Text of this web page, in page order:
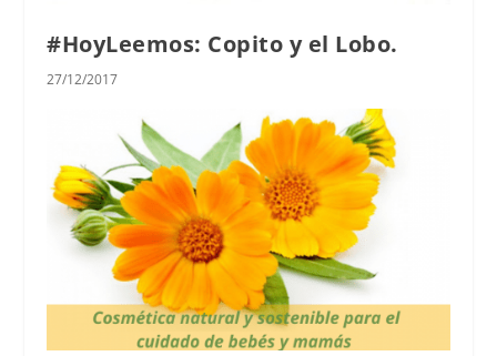
#HoyLeemos: Copito y el Lobo.
27/12/2017